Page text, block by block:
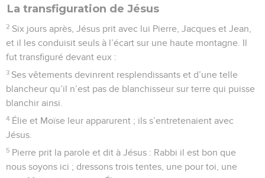
La transfiguration de Jésus
2 Six jours après, Jésus prit avec lui Pierre, Jacques et Jean,
et il les conduisit seuls à l’écart sur une haute montagne. Il
fut transfiguré devant eux :
3 Ses vêtements devinrent resplendissants et d’une telle
blancheur qu’il n’est pas de blanchisseur sur terre qui puisse
blanchir ainsi.
4 Élie et Moïse leur apparurent ; ils s’entretenaient avec
Jésus.
5 Pierre prit la parole et dit à Jésus : Rabbi il est bon que
nous soyons ici ; dressons trois tentes, une pour toi, une